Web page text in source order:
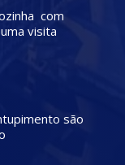
com
visita
são